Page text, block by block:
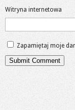
Witryna internetowa
Zapamiętaj moje